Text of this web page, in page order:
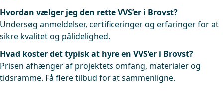
Hvordan vælger jeg den rette VVS’er i Brovst?
Undersøg anmeldelser, certificeringer og erfaringer for at
sikre kvalitet og pålidelighed.
Hvad koster det typisk at hyre en VVS’er i Brovst?
Prisen afhænger af projektets omfang, materialer og
tidsramme. Få flere tilbud for at sammenligne.